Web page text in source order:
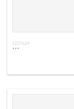
1227624
***